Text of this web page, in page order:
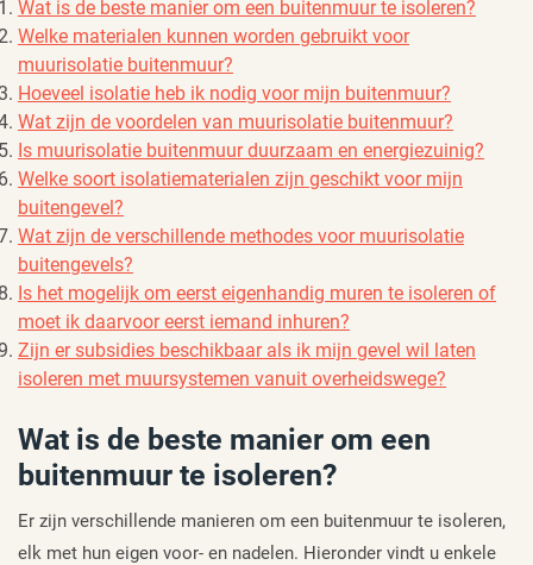
Wat is de beste manier om een buitenmuur te isoleren?
Welke materialen kunnen worden gebruikt voor
muurisolatie buitenmuur?
Hoeveel isolatie heb ik nodig voor mijn buitenmuur?
Wat zijn de voordelen van muurisolatie buitenmuur?
Is muurisolatie buitenmuur duurzaam en energiezuinig?
Welke soort isolatiematerialen zijn geschikt voor mijn
buitengevel?
Wat zijn de verschillende methodes voor muurisolatie
buitengevels?
Is het mogelijk om eerst eigenhandig muren te isoleren of
moet ik daarvoor eerst iemand inhuren?
Zijn er subsidies beschikbaar als ik mijn gevel wil laten
isoleren met muursystemen vanuit overheidswege?
Wat is de beste manier om een
buitenmuur te isoleren?
Er zijn verschillende manieren om een buitenmuur te isoleren,
elk met hun eigen voor- en nadelen. Hieronder vindt u enkele